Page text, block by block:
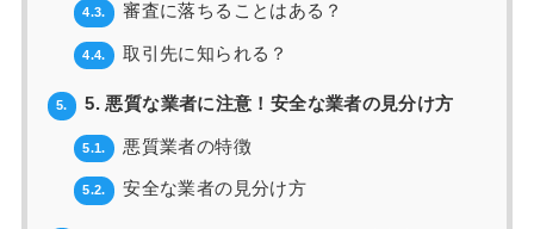
4.3. 審査に落ちることはある？
4.4. 取引先に知られる？
5. 5. 悪質な業者に注意！安全な業者の見分け方
5.1. 悪質業者の特徴
5.2. 安全な業者の見分け方